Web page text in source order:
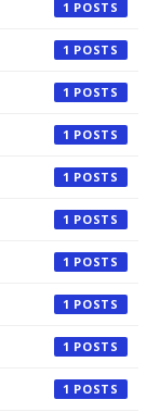
1
1
1
1
1
1
1
1
1
1